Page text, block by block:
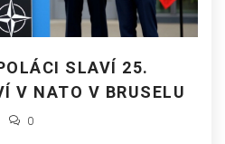
SLAVÍ 25.
V NATO V BRUSELU
0